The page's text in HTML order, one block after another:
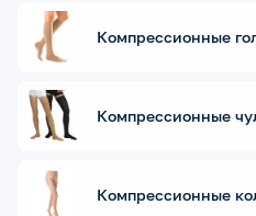
Компрессионные
Компрессионные
Компрессионные